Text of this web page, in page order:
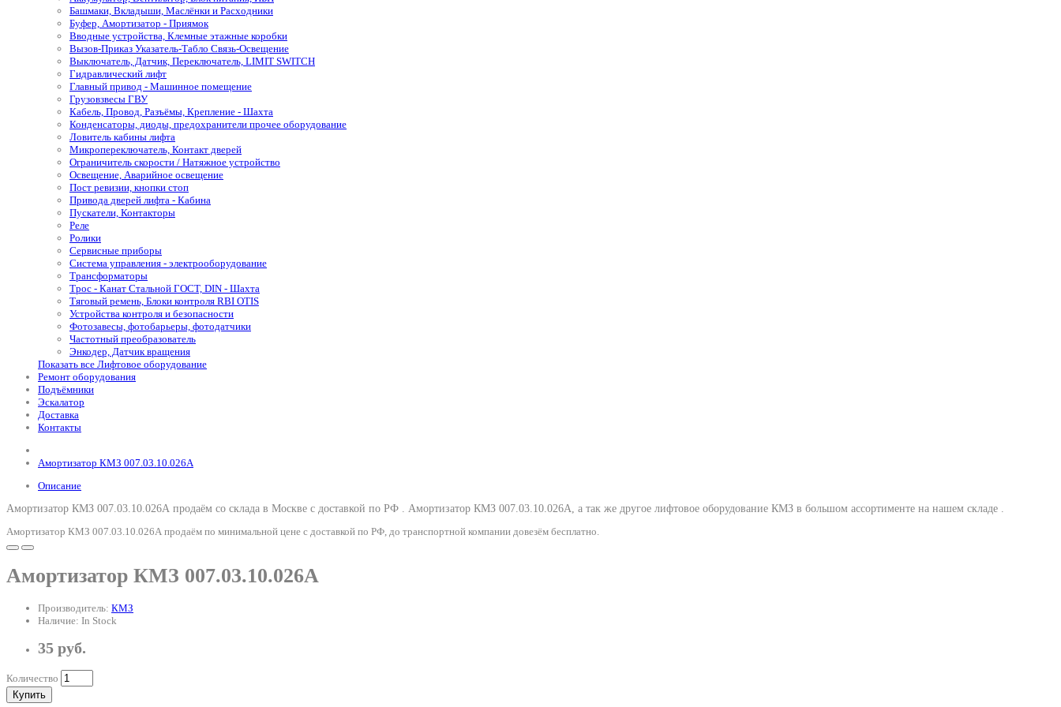
Башмаки, Вкладыши, Маслёнки и Расходники
Буфер, Амортизатор - Приямок
Вводные устройства, Клемные этажные коробки
Вызов-Приказ Указатель-Табло Связь-Освещение
Выключатель, Датчик, Переключатель, LIMIT SWITCH
Гидравлический лифт
Главный привод - Машинное помещение
Грузовзвесы ГВУ
Кабель, Провод, Разъёмы, Крепление - Шахта
Конденсаторы, диоды, предохранители прочее оборудование
Ловитель кабины лифта
Микропереключатель, Контакт дверей
Ограничитель скорости / Натяжное устройство
Освещение, Аварийное освещение
Пост ревизии, кнопки стоп
Привода дверей лифта - Кабина
Пускатели, Контакторы
Реле
Ролики
Сервисные приборы
Система управления - электрооборудование
Трансформаторы
Трос - Канат Стальной ГОСТ, DIN - Шахта
Тяговый ремень, Блоки контроля RBI OTIS
Устройства контроля и безопасности
Фотозавесы, фотобарьеры, фотодатчики
Частотный преобразователь
Энкодер, Датчик вращения
Показать все Лифтовое оборудование
Ремонт оборудования
Подъёмники
Эскалатор
Доставка
Контакты
Амортизатор КМЗ 007.03.10.026А
Описание
Амортизатор КМЗ 007.03.10.026А продаём со склада в Москве с доставкой по РФ . Амортизатор КМЗ 007.03.10.026А, а так же другое лифтовое оборудование КМЗ в большом ассортименте на нашем складе .
Амортизатор КМЗ 007.03.10.026А продаём по минимальной цене с доставкой по РФ, до транспортной компании довезём бесплатно.
Амортизатор КМЗ 007.03.10.026А
Производитель: КМЗ
Наличие: In Stock
35 руб.
Количество
Купить